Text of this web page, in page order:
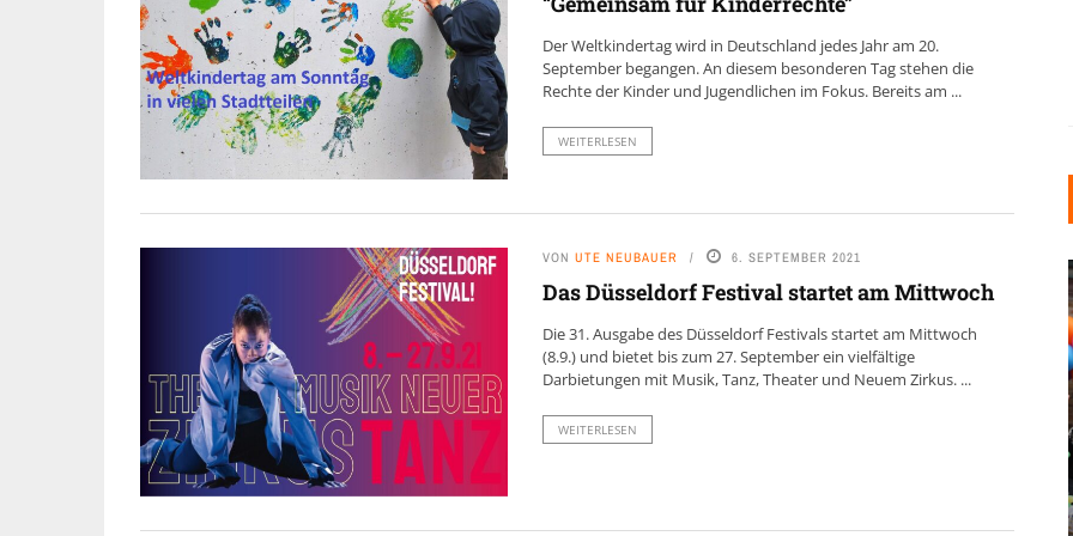
Der Weltkindertag wird in Deutschland jedes Jahr am 20.
September begangen. An diesem besonderen Tag stehen die
Rechte der Kinder und Jugendlichen im Fokus. Bereits am ...
WEITERLESEN
VON UTE NEUBAUER 6. SEPTEMBER 2021
Das Düsseldorf Festival startet am Mittwoch
Die 31. Ausgabe des Düsseldorf Festivals startet am Mittwoch
(8.9.) und bietet bis zum 27. September ein vielfältige
Darbietungen mit Musik, Tanz, Theater und Neuem Zirkus. ...
WEITERLESEN